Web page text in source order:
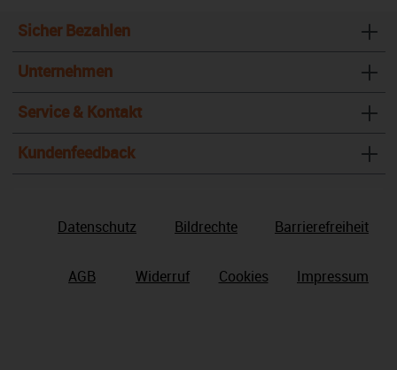
Sicher Bezahlen
Unternehmen
Service & Kontakt
Kundenfeedback
Datenschutz Bildrechte Barrierefreiheit
AGB Widerruf Cookies Impressum